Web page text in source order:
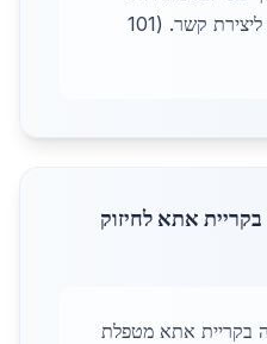
הבנייה: 04-xxx-xxxx. ליצירת קשר. (101
בקריית אתא לחיזוק
בקריית אתא מטפלת